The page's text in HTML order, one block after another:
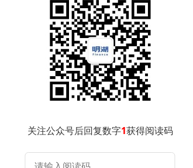
意选举毕洪涛担任公司第九届董事会董
开始计算，直至第九届董事会任期届满
在领导层方面有了新的布局。市场各方也
实现新的突破，为公司股东创造更多价值
关注公众号后回复数字1获得阅读码